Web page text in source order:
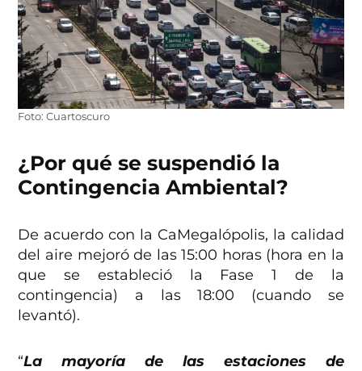
Foto: Cuartoscuro
¿Por qué se suspendió la
Contingencia Ambiental?
De acuerdo con la CaMegalópolis, la calidad
del aire mejoró de las 15:00 horas (hora en la
que se estableció la Fase 1 de la
contingencia) a las 18:00 (cuando se
levantó).
“La mayoría de las estaciones de